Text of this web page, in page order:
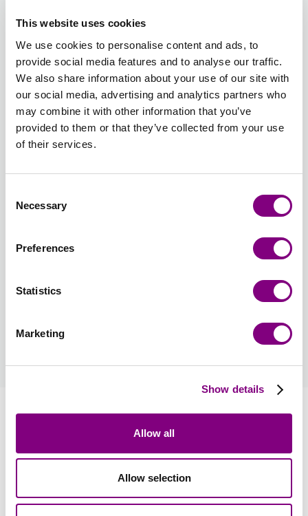
This website uses cookies
We use cookies to personalise content and ads, to
provide social media features and to analyse our traffic.
We also share information about your use of our site with
our social media, advertising and analytics partners who
may combine it with other information that you’ve
provided to them or that they’ve collected from your use
of their services.
Selection
Necessary
Preferences
Statistics
Marketing
Show details
Allow all
Allow selection
392 -
NØDDEBRUN
393 -
MULDVARP
394 -
GUL/ORANGE
PRINT
395 -
ROSA/ORANGE
PRINT
396 -
TURKIS/LILLA
PRINT
397 -
GRØN/
PRINT
384 - KITT
Batchnummer:
-
Ønsker du et bestemt batchnummer, kan du vælge det her
Vis batchnummer
Hvordan bliver man medlem?
Anmeldelser